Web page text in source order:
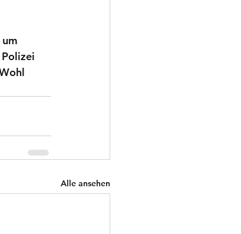
Alle ansehen